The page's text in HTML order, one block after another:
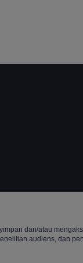
dan/atau
audiens, dan